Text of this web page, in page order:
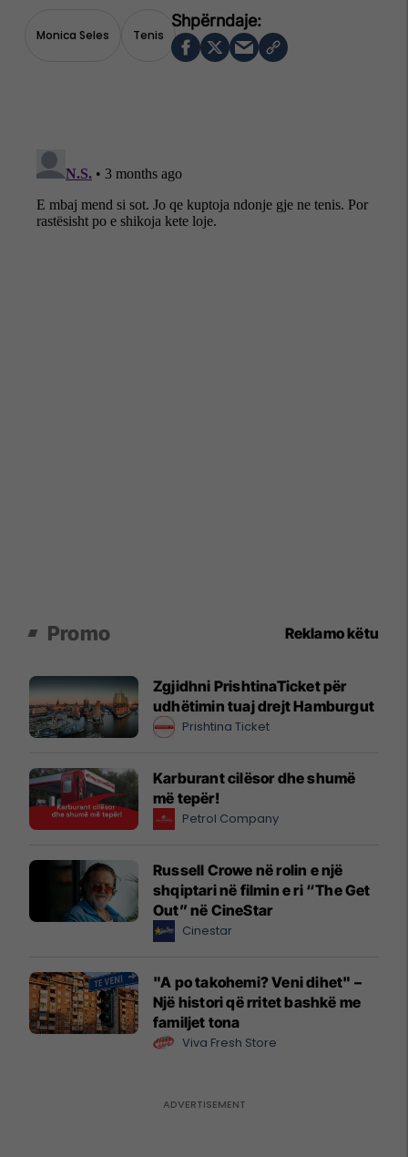
Monica Seles Tenis
Promo Reklamo këtu
Zgjidhni PrishtinaTicket për
udhëtimin tuaj drejt Hamburgut
Prishtina Ticket
Karburant cilësor dhe shumë
më tepër!
Petrol Company
Russell Crowe në rolin e një
shqiptari në filmin e ri “The Get
Out” në CineStar
Cinestar
"A po takohemi? Veni dihet" –
Një histori që rritet bashkë me
familjet tona
Viva Fresh Store